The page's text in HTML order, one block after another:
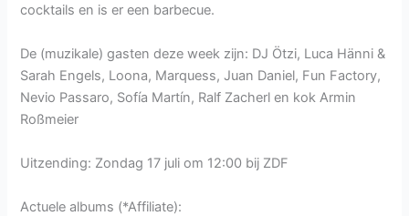
cocktails en is er een barbecue.
De (muzikale) gasten deze week zijn: DJ Ötzi, Luca Hänni &
Sarah Engels, Loona, Marquess, Juan Daniel, Fun Factory,
Nevio Passaro, Sofía Martín, Ralf Zacherl en kok Armin
Roßmeier
Uitzending: Zondag 17 juli om 12:00 bij ZDF
Actuele albums (*Affiliate):